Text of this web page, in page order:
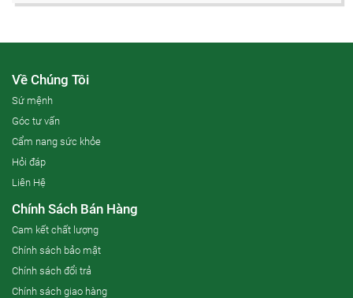
Về Chúng Tôi
Sứ mệnh
Góc tư vấn
Cẩm nang sức khỏe
Hỏi đáp
Liên Hệ
Chính Sách Bán Hàng
Cam kết chất lượng
Chính sách bảo mật
Chính sách đổi trả
Chính sách giao hàng